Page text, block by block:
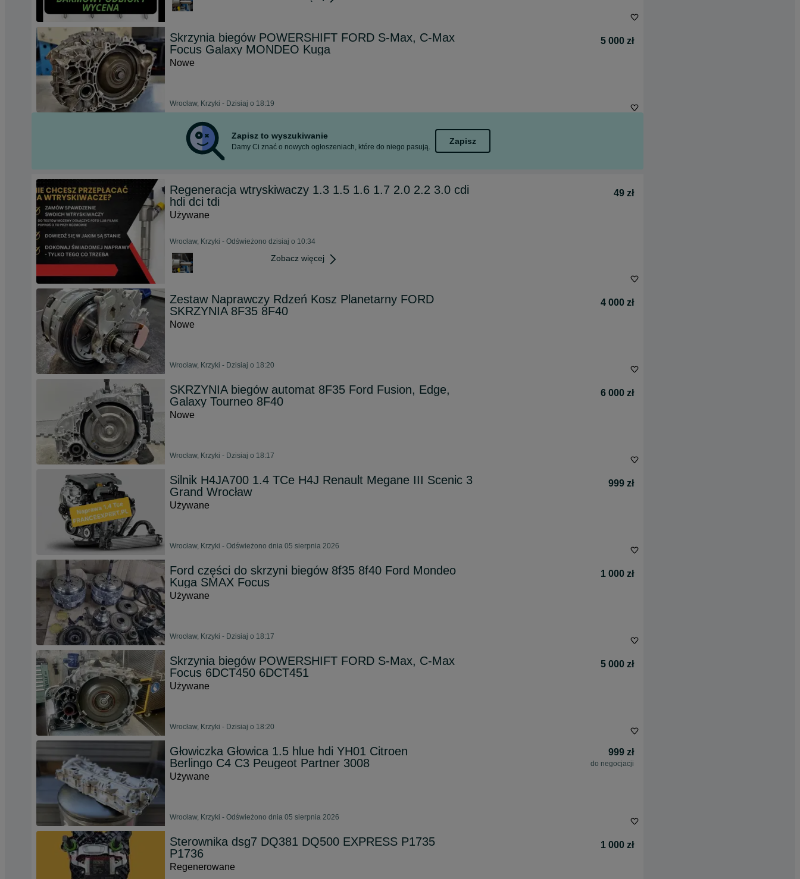
Skrzynia biegów POWERSHIFT FORD S-Max, C-Max
Focus Galaxy MONDEO Kuga
5 000 zł
Nowe
Wrocław, Krzyki - Dzisiaj o 18:19
Zapisz to wyszukiwanie
Damy Ci znać o nowych ogłoszeniach, które do niego pasują.
Zapisz
Regeneracja wtryskiwaczy 1.3 1.5 1.6 1.7 2.0 2.2 3.0 cdi
hdi dci tdi
49 zł
Używane
Wrocław, Krzyki - Odświeżono dzisiaj o 10:34
Zobacz więcej
Zestaw Naprawczy Rdzeń Kosz Planetarny FORD
SKRZYNIA 8F35 8F40
4 000 zł
Nowe
Wrocław, Krzyki - Dzisiaj o 18:20
SKRZYNIA biegów automat 8F35 Ford Fusion, Edge,
Galaxy Tourneo 8F40
6 000 zł
Nowe
Wrocław, Krzyki - Dzisiaj o 18:17
Silnik H4JA700 1.4 TCe H4J Renault Megane III Scenic 3
Grand Wrocław
999 zł
Używane
Wrocław, Krzyki - Odświeżono dnia 05 sierpnia 2026
Ford części do skrzyni biegów 8f35 8f40 Ford Mondeo
Kuga SMAX Focus
1 000 zł
Używane
Wrocław, Krzyki - Dzisiaj o 18:17
Skrzynia biegów POWERSHIFT FORD S-Max, C-Max
Focus 6DCT450 6DCT451
5 000 zł
Używane
Wrocław, Krzyki - Dzisiaj o 18:20
Głowiczka Głowica 1.5 hlue hdi YH01 Citroen
Berlingo C4 C3 Peugeot Partner 3008
999 zł
do negocjacji
Używane
Wrocław, Krzyki - Odświeżono dnia 05 sierpnia 2026
Sterownika dsg7 DQ381 DQ500 EXPRESS P1735
P1736
1 000 zł
Regenerowane